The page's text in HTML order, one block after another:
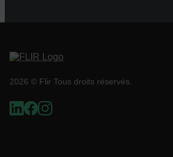
2026 © Flir Tous droits réservés.
cashrun_site_id